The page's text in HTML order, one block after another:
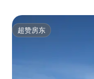
超赞房东
超赞房东